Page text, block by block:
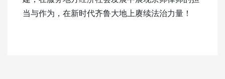
当与作为，在新时代齐鲁大地上赓续法治力量！